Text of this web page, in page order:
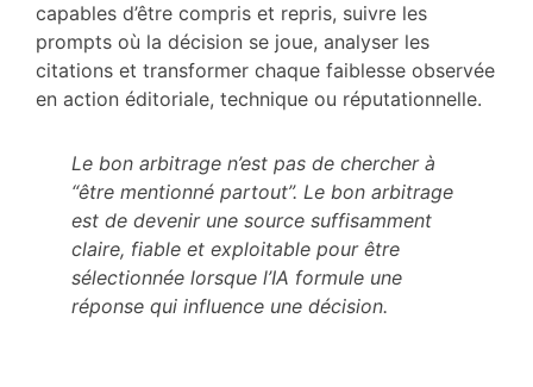
capables d’être compris et repris, suivre les
prompts où la décision se joue, analyser les
citations et transformer chaque faiblesse observée
en action éditoriale, technique ou réputationnelle.
Le bon arbitrage n’est pas de chercher à
“être mentionné partout”. Le bon arbitrage
est de devenir une source suffisamment
claire, fiable et exploitable pour être
sélectionnée lorsque l’IA formule une
réponse qui influence une décision.